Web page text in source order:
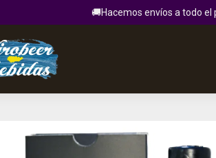
🚚Hacemos envíos a todo